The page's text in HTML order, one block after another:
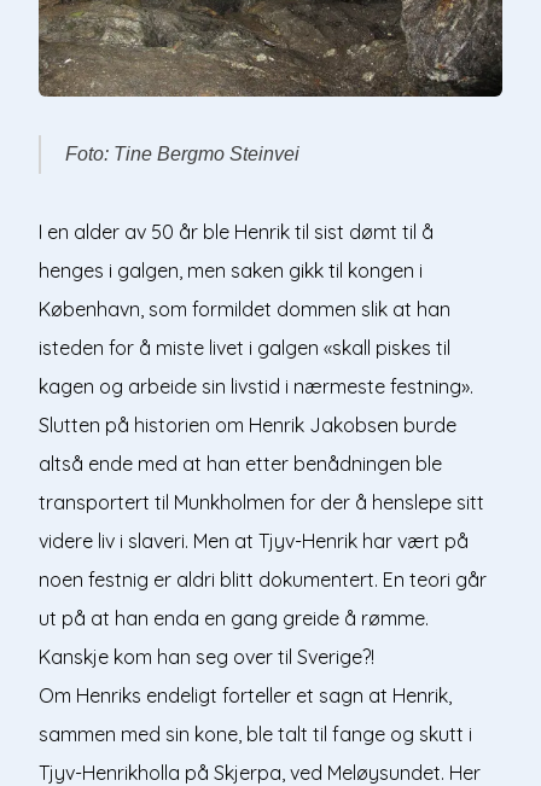
Foto: Tine Bergmo Steinvei
I en alder av 50 år ble Henrik til sist dømt til å
henges i galgen, men saken gikk til kongen i
København, som formildet dommen slik at han
isteden for å miste livet i galgen «skall piskes til
kagen og arbeide sin livstid i nærmeste festning».
Slutten på historien om Henrik Jakobsen burde
altså ende med at han etter benådningen ble
transportert til Munkholmen for der å henslepe sitt
videre liv i slaveri. Men at Tjyv-Henrik har vært på
noen festnig er aldri blitt dokumentert. En teori går
ut på at han enda en gang greide å rømme.
Kanskje kom han seg over til Sverige?!
Om Henriks endeligt forteller et sagn at Henrik,
sammen med sin kone, ble talt til fange og skutt i
Tjyv-Henrikholla på Skjerpa, ved Meløysundet. Her